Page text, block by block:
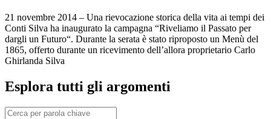
21 novembre 2014 – Una rievocazione storica della vita ai tempi dei
Conti Silva ha inaugurato la campagna “Riveliamo il Passato per
dargli un Futuro“. Durante la serata è stato riproposto un Menù del
1865, offerto durante un ricevimento dell’allora proprietario Carlo
Ghirlanda Silva
Esplora tutti gli argomenti